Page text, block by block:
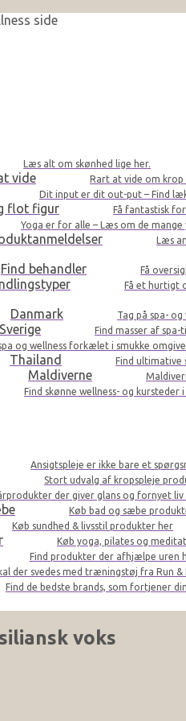
side
Læs alt om skønhed lige her.
vide Rart at vide om krop
Dit input er dit out-put – Find
flot figur Få fantastisk
Yoga er for alle – Læs om de
Læs
Find behandler Få
Få et hurtigt
Danmark Tag på spa-
Sverige Find masser af
og wellness forkælet i smukke
Thailand Find ultimative
Maldiverne
Find skønne wellness- og kursteder
Ansigtspleje er ikke bare et
Stort udvalg af kropspleje
der giver glans og fornyet liv
Køb bad og sæbe
Køb sundhed & livsstil produkter her
Køb yoga, pilates og
Find produkter der afhjælpe uren
der svedes med træningstøj fra Run &
Find de bedste brands, som fortjener
voks